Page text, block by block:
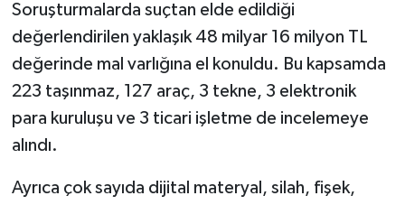
Soruşturmalarda suçtan elde edildiği
değerlendirilen yaklaşık 48 milyar 16 milyon TL
değerinde mal varlığına el konuldu. Bu kapsamda
223 taşınmaz, 127 araç, 3 tekne, 3 elektronik
para kuruluşu ve 3 ticari işletme de incelemeye
alındı.
Ayrıca çok sayıda dijital materyal, silah, fişek,